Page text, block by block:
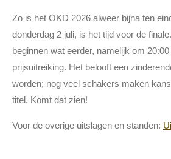
Zo is het OKD 2026 alweer bijna ten
donderdag 2 juli, is het tijd voor de
beginnen wat eerder, namelijk om
prijsuitreiking. Het belooft een
worden; nog veel schakers maken
titel. Komt dat zien!
Voor de overige uitslagen en standen: